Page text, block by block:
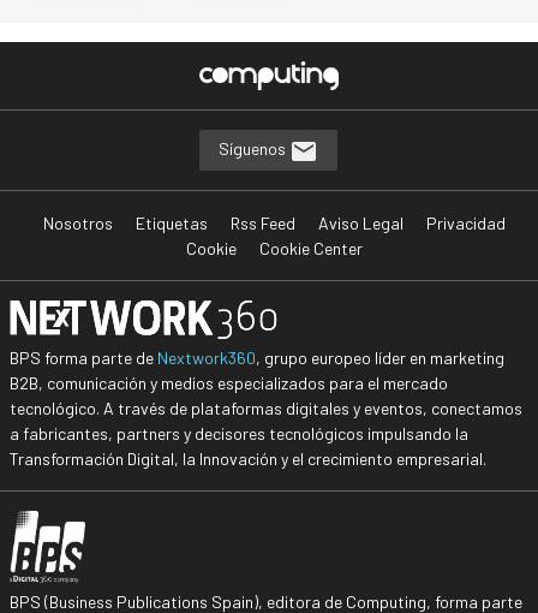
Síguenos
Nosotros Etiquetas Rss Feed Aviso Legal
Privacidad
Cookie
Cookie Center
BPS forma parte de Nextwork360, grupo europeo líder en marketing
B2B, comunicación y medios especializados para el mercado
tecnológico. A través de plataformas digitales y eventos, conectamos
a fabricantes, partners y decisores tecnológicos impulsando la
Transformación Digital, la Innovación y el crecimiento empresarial.
BPS (Business Publications Spain), editora de Computing, forma parte